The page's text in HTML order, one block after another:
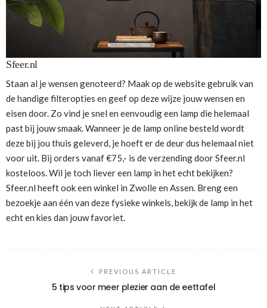
Sfeer.nl
Staan al je wensen genoteerd? Maak op de website gebruik van
de handige filteropties en geef op deze wijze jouw wensen en
eisen door. Zo vind je snel en eenvoudig een lamp die helemaal
past bij jouw smaak. Wanneer je de lamp online besteld wordt
deze bij jou thuis geleverd, je hoeft er de deur dus helemaal niet
voor uit. Bij orders vanaf €75,- is de verzending door Sfeer.nl
kosteloos. Wil je toch liever een lamp in het echt bekijken?
Sfeer.nl heeft ook een winkel in Zwolle en Assen. Breng een
bezoekje aan één van deze fysieke winkels, bekijk de lamp in het
echt en kies dan jouw favoriet.
PREVIOUS ARTICLE
5 tips voor meer plezier aan de eettafel